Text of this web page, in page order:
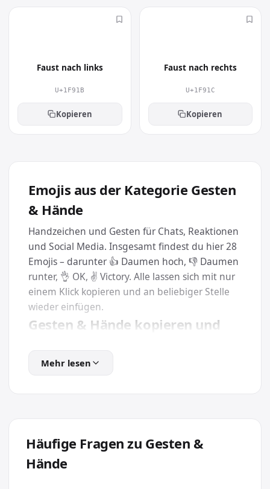
Faust nach links
U+1F91B
Kopieren
Faust nach rechts
U+1F91C
Kopieren
Emojis aus der Kategorie Gesten
& Hände
Handzeichen und Gesten für Chats, Reaktionen
und Social Media. Insgesamt findest du hier 28
Emojis – darunter 👍 Daumen hoch, 👎 Daumen
runter, 👌 OK, ✌️ Victory. Alle lassen sich mit nur
einem Klick kopieren und an beliebiger Stelle
wieder einfügen.
Gesten & Hände kopieren und
Klicke einfach auf das gewünschte Emoji oder
werden. Über das Lesezeichen-Symbol kannst
du Zeichen außerdem in deine Merkliste legen.
Mehr lesen
Häufige Fragen zu Gesten &
Hände